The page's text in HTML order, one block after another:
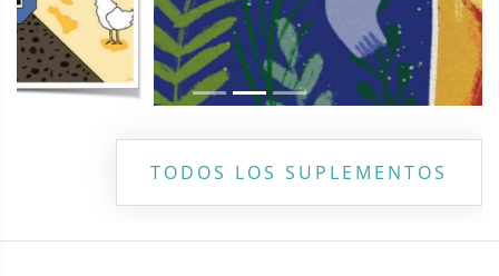
TODOS LOS SUPLEMENTOS